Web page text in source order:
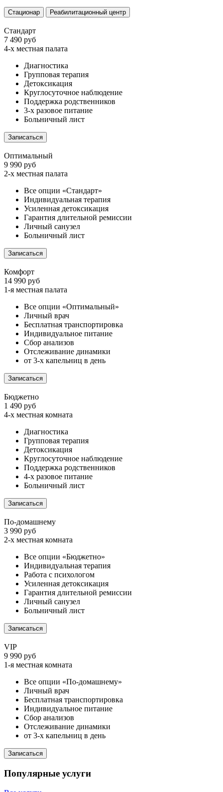
Стационар Реабилитационный центр
Стандарт
7 490 руб
4-х местная палата
Диагностика
Групповая терапия
Детоксикация
Круглосуточное наблюдение
Поддержка родственников
3-х разовое питание
Больничный лист
Записаться
Оптимальный
9 990 руб
2-х местная палата
Все опции «Стандарт»
Индивидуальная терапия
Усиленная детоксикация
Гарантия длительной ремиссии
Личный санузел
Больничный лист
Записаться
Комфорт
14 990 руб
1-я местная палата
Все опции «Оптимальный»
Личный врач
Бесплатная транспортировка
Индивидуальное питание
Сбор анализов
Отслеживание динамики
от 3-х капельниц в день
Записаться
Бюджетно
1 490 руб
4-х местная комната
Диагностика
Групповая терапия
Детоксикация
Круглосуточное наблюдение
Поддержка родственников
4-х разовое питание
Больничный лист
Записаться
По-домашнему
3 990 руб
2-х местная комната
Все опции «Бюджетно»
Индивидуальная терапия
Работа с психологом
Усиленная детоксикация
Гарантия длительной ремиссии
Личный санузел
Больничный лист
Записаться
VIP
9 990 руб
1-я местная комната
Все опции «По-домашнему»
Личный врач
Бесплатная транспортировка
Индивидуальное питание
Сбор анализов
Отслеживание динамики
от 3-х капельниц в день
Записаться
Популярные услуги